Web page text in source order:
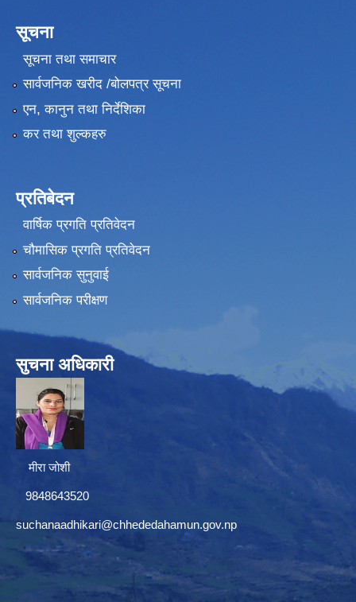
सूचना
सूचना तथा समाचार
सार्वजनिक खरीद /बोलपत्र सूचना
एन, कानुन तथा निर्देशिका
कर तथा शुल्कहरु
प्रतिबेदन
वार्षिक प्रगति प्रतिवेदन
चौमासिक प्रगति प्रतिवेदन
सार्वजनिक सुनुवाई
सार्वजनिक परीक्षण
सुचना अधिकारी
मीरा जोशी
9848643520
suchanaadhikari@chhededahamun.gov.np